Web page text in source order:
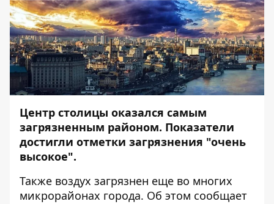
Центр столицы оказался самым
загрязненным районом. Показатели
достигли отметки загрязнения "очень
высокое".
Также воздух загрязнен еще во многих
микрорайонах города. Об этом сообщает